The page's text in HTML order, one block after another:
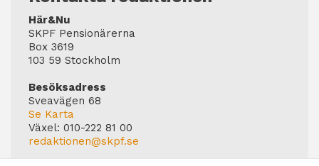
Här&Nu
SKPF Pensionärerna
Box 3619
103 59 Stockholm
Besöksadress
Sveavägen 68
Se Karta
Växel: 010-222 81 00
redaktionen@skpf.se